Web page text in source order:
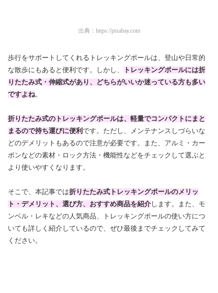
出典： https://pixabay.com
歩行をサポートしてくれるトレッキングポールは、登山や日常的
な散歩にもあると便利です。しかし、
トレッキングポールには折
りたたみ式・伸縮式があり、どちらがいいか迷っている方も多い
ですよね。
折りたたみ式のトレッキングポールは、軽量でコンパクトにまと
まるので持ち運びに便利 です。ただし、メンテナンスしづらいな
どのデメリットもあるので注意が必要です。また、アルミ・カー
ボンなどの素材・ロック方法・機能性などをチェックして選ぶと
より使いやすくなります。
そこで、本記事では折りたたみ式トレッキングポールのメリッ
ト・デメリット、選び方、おすすめ商品を紹介 します。また、モ
ンベル・レキなどの人気商品、トレッキングポールの使い方につ
いても詳しく紹介しているので、ぜひ最後までチェックしてみて
ください。